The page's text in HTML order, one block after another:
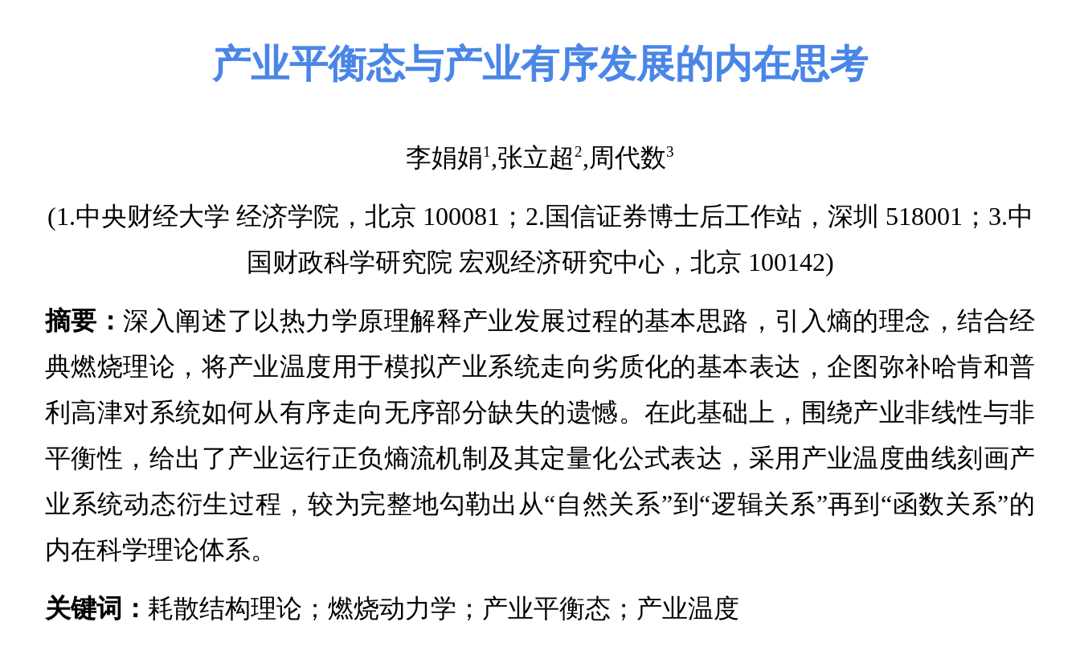
产业平衡态与产业有序发展的内在思考
李娟娟1 ,张立超 2,周代数3
(1.中央财经大学 经济学院，北京 100081；2.国信证券博士后工作站，深圳 518001；3.中
国财政科学研究院 宏观经济研究中心，北京 100142)
摘要 ：深入阐述了以热力学原理解释产业发展过程的基本思路，引入熵的理念，结合经
典燃烧理论，将产业温度用于模拟产业系统走向劣质化的基本表达，企图弥补哈肯和普
利高津对系统如何从有序走向无序部分缺失的遗憾。在此基础上，围绕产业非线性与非
平衡性，给出了产业运行正负熵流机制及其定量化公式表达，采用产业温度曲线刻画产
业系统动态衍生过程，较为完整地勾勒出从“自然关系”到“逻辑关系”再到“函数关系”的
内在科学理论体系。
关键词 ： 耗散结构理论；燃烧动力学；产业平衡态；产业温度